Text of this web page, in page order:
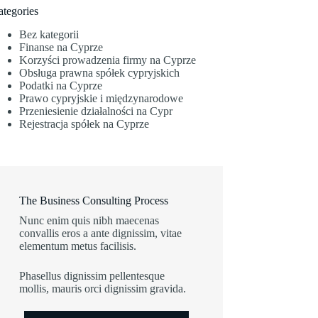
Bez kategorii
Finanse na Cyprze
Korzyści prowadzenia firmy na Cyprze
Obsługa prawna spółek cypryjskich
Podatki na Cyprze
Prawo cypryjskie i międzynarodowe
Przeniesienie działalności na Cypr
Rejestracja spółek na Cyprze
The Business Consulting Process
Nunc enim quis nibh maecenas
convallis eros a ante dignissim, vitae
elementum metus facilisis.
Phasellus dignissim pellentesque
mollis, mauris orci dignissim gravida.